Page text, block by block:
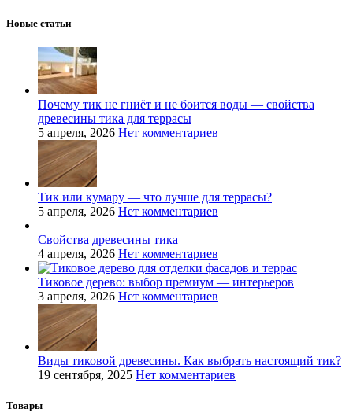
Новые статьи
Почему тик не гниёт и не боится воды — свойства
древесины тика для террасы
5 апреля, 2026 Нет комментариев
Тик или кумару — что лучше для террасы?
5 апреля, 2026 Нет комментариев
Свойства древесины тика
4 апреля, 2026 Нет комментариев
Тиковое дерево: выбор премиум — интерьеров
3 апреля, 2026 Нет комментариев
Виды тиковой древесины. Как выбрать настоящий тик?
19 сентября, 2025 Нет комментариев
Товары